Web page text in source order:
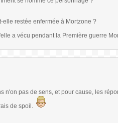
elle restée enfermée à Mortzone ?
a vécu pendant la Première guerre
n'on pas de sens, et pour cause, les
de spoil.